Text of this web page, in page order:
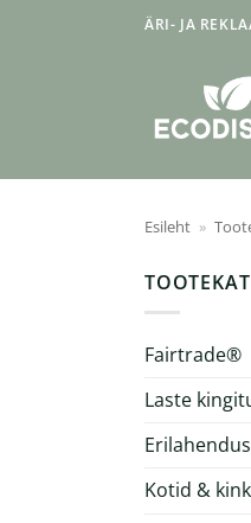
ÄRI- JA
Esileht »
Fairtrade®
Laste
Kotid &